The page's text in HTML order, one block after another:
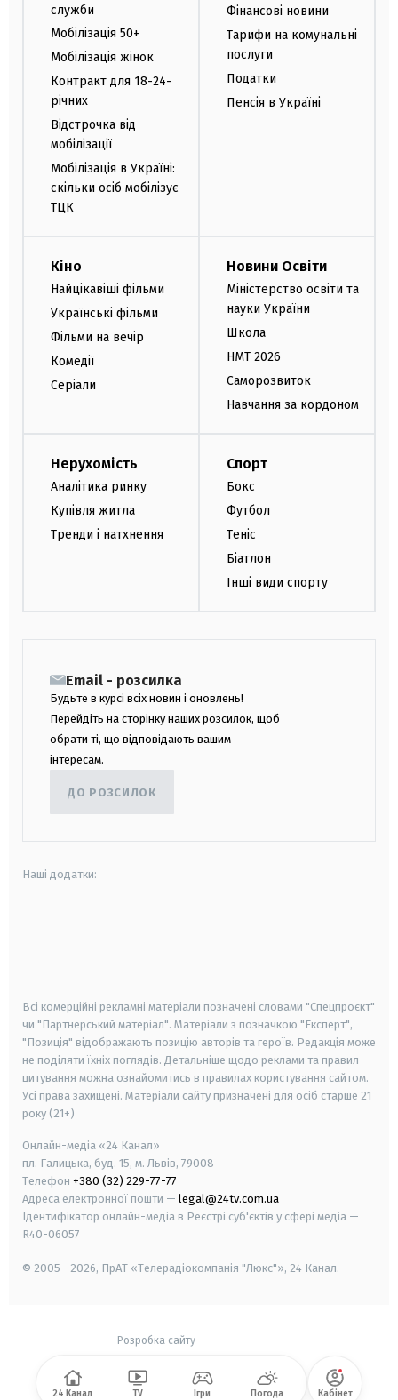
служби
Мобілізація 50+
Мобілізація жінок
Контракт для 18-24-
річних
Відстрочка від
мобілізації
Мобілізація в Україні:
скільки осіб мобілізує
ТЦК
Фінансові новини
Тарифи на комунальні
послуги
Податки
Пенсія в Україні
Кіно
Найцікавіші фільми
Українські фільми
Фільми на вечір
Комедії
Серіали
Новини Освіти
Міністерство освіти та
науки України
Школа
НМТ 2026
Саморозвиток
Навчання за кордоном
Нерухомість
Аналітика ринку
Купівля житла
Тренди і натхнення
Спорт
Бокс
Футбол
Теніс
Біатлон
Інші види спорту
Email - розсилка
Будьте в курсі всіх новин і оновлень!
Перейдіть на сторінку наших розсилок, щоб
обрати ті, що відповідають вашим
інтересам.
ДО РОЗСИЛОК
Наші додатки:
Всі комерційні рекламні матеріали позначені словами "Спецпроєкт"
чи "Партнерський матеріал". Матеріали з позначкою "Експерт",
"Позиція" відображають позицію авторів та героїв. Редакція може
не поділяти їхніх поглядів. Детальніше щодо реклами та правил
цитування можна ознайомитись в правилах користування сайтом.
Усі права захищені. Матеріали сайту призначені для осіб старше 21
року (21+)
Онлайн-медіа «24 Канал»
пл. Галицька, буд. 15, м. Львів, 79008
Телефон +380 (32) 229-77-77
Адреса електронної пошти — legal@24tv.com.ua
Ідентифікатор онлайн-медіа в Реєстрі суб'єктів у сфері медіа —
R40-06057
© 2005—2026, ПрАТ «Телерадіокомпанія "Люкс"», 24 Канал.
Розробка сайту-
24 Канал TV Ігри Погода Кабінет